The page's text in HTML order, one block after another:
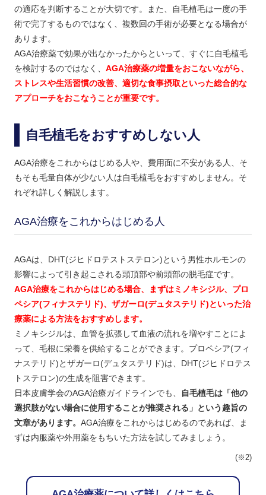
の適応を判断することが大切です。また、自毛植毛は一度の手
術で完了するものではなく、複数回の手術が必要となる場合が
あります。
AGA治療薬で効果が出なかったからといって、すぐに自毛植毛
を検討するのではなく、 AGA治療薬の増量をおこないながら、
ストレスや生活習慣の改善、適切な食事摂取といった総合的な
アプローチをおこなうことが重要です。
自毛植毛をおすすめしない人
AGA治療をこれからはじめる人や、費用面に不安がある人、そ
もそも毛量自体が少ない人は自毛植毛をおすすめしません。そ
れぞれ詳しく解説します。
AGA治療をこれからはじめる人
AGAは、DHT(ジヒドロテストステロン)という男性ホルモンの
影響によって引き起こされる頭頂部や前頭部の脱毛症です。
AGA治療をこれからはじめる場合、まずはミノキシジル、プロ
ペシア(フィナステリド)、ザガーロ(デュタステリド)といった治
療薬による方法をおすすめします。
ミノキシジルは、血管を拡張して血液の流れを増やすことによ
って、毛根に栄養を供給することができます。プロペシア(フィ
ナステリド)とザガーロ(デュタステリド)は、DHT(ジヒドロテス
トステロン)の生成を阻害できます。
日本皮膚学会のAGA治療ガイドラインでも、
自毛植毛は「他の
選択肢がない場合に使用することが推奨される」という趣旨の
文章があります。 AGA治療をこれからはじめるのであれば、ま
ずは内服薬や外用薬をもちいた方法を試してみましょう。
(※2)